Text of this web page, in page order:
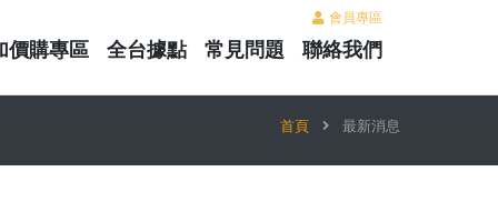
會員專區
價購專區 全台據點 常見問題 聯絡我們
首頁 最新消息